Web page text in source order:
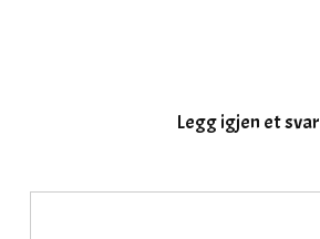
Legg igjen et svar